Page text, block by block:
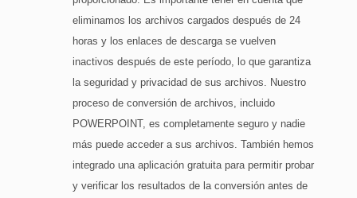
eliminamos los archivos cargados después de 24
horas y los enlaces de descarga se vuelven
inactivos después de este período, lo que garantiza
la seguridad y privacidad de sus archivos. Nuestro
proceso de conversión de archivos, incluido
POWERPOINT, es completamente seguro y nadie
más puede acceder a sus archivos. También hemos
integrado una aplicación gratuita para permitir probar
y verificar los resultados de la conversión antes de